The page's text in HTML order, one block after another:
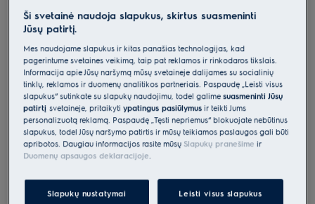
Indukcinė kaitlentė 60 cm 600 serija
„Bridge“ „Hob2Hood®“
4.9 (1795)
Gaminio informacijos lapas
Pagrindiniai privalumai
600 serijos indukcinė kaitlentė „Bridge“ leidžia apjungti dvi kaitvietes
į vieną didelę.
Tiltinio sujungimo funkcija apjungia dvi kaitlentės kaitviečių zonas į
vieną didelį maisto gaminimo paviršių.
Keičiamo dydžio „Infinite“ kaitvietės prisitaiko prie prikaistuvio
dydžio.
Ši svetainė naudoja slapukus, skirtus suasmeninti
Jūsų patirtį.
Mes naudojame slapukus ir kitas panašias technologijas, kad
pagerintume svetainės veikimą, taip pat reklamos ir rinkodaros tikslais.
Informacija apie Jūsų naršymą mūsų svetainėje dalijamės su socialinių
tinklų, reklamos ir duomenų analitikos partneriais. Paspaudę „Leisti visus
slapukus“ sutinkate su slapukų naudojimu, todėl galimesuasmeninti Jūsų
patirtįsvetainėje, pritaikytiypatingus pasiūlymus ir teikti Jums
personalizuotą reklamą. Paspaudę „Tęsti nepriėmus“ blokuojate nebūtinus
slapukus, todėl Jūsų naršymo patirtis ir mūsų teikiamos paslaugos gali būti
apribotos. Daugiau informacijos rasite mūsų Slapukų pranešime ir
Duomenų apsaugos deklaracijoje
Slapukų nustatymai Leisti visus slapukus